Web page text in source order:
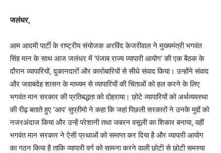
जलंधर,
आम आदमी पार्टी के राष्ट्रीय संयोजक अरविंद केजरीवाल ने मुख्यमंत्री भगवंत
सिंह मान के साथ आज जलंधर में ‘पंजाब राज्य व्यापारी आयोग’ की एक बैठक के
दौरान व्यापारियों, दुकानदारों और कारोबारियों से सीधे संवाद किया। उन्होंने संवाद
और जवाबदेह शासन के माध्यम से व्यापारियों की चिंताओं को हल करने के लिए
भगवंत मान सरकार की प्रतिबद्धता को दोहराया। छोटे व्यापारियों को अर्थव्यवस्था
की रीढ़ बताते हुए ‘आप’ सुप्रीमो ने कहा कि जहां पिछली सरकारों ने उनके मुद्दों को
नजरअंदाज किया और उन्हें परेशानी तथा जबरन वसूली का शिकार बनाया, वहीं
भगवंत मान सरकार ने ऐसी प्रथाओं को समाप्त कर दिया है और व्यापारी आयोग
का गठन किया है ताकि व्यापारी वर्ग को सामना करने वाली छोटी से छोटी समस्या